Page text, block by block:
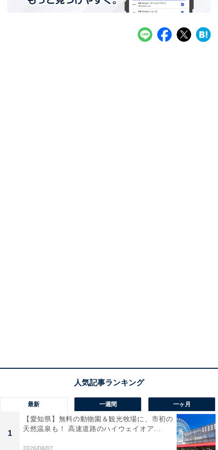
最新 一週間 一ヶ月
1
【愛知県】無料の動物園＆観光牧場に、市初の
天然温泉も！ 高速道路のハイウェイオア...
2026/08/07